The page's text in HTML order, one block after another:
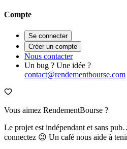
Compte
Se connecter
Créer un compte
Nous contacter
Un bug ? Une idée ?
contact@rendementbourse.com
Vous aimez RendementBourse ?
Le projet est indépendant et sans
connectez 😉 Un café nous aide à